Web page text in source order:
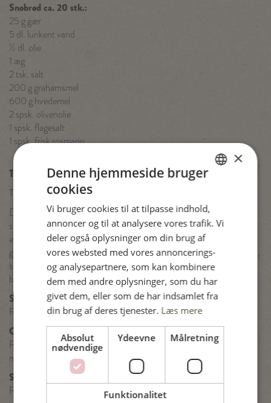
Snobrød ca. 20 stk.:
25 g gær
5 dl. lunkent vand
½ dl. olie
1 æg
2 tsk. salt
200 g grahamsmel
600 g hvedemel
2 spsk. olivenolie
1 spsk. flagesalt
1 spsk. frisk rosmarin
Tilberedning
Tilbered kyllingen efter anvisning på emballagen.
Del hjertesalat i mindre stykker og skær avocado i både. Snit
spidskålen meget fint. Skær squash i lange tynde strimler, f.eks. med
en ”spiralizer” eller en almindelig skrællekniv. Skær bolsjebeder og
gulerødder i meget tynde skiver. Anret hjertesalat, avocado, spidskål,
squash, bolsjebeder og gulerødder på et stort fad sammen med
babyspinat, spirer og timian.
Sennepsdip
Rør grov sennep med mayonnaise, syltet agurk og cremefraiche.
Citron-urtecreme
Rør creme fraiche sammen med citronskal. Hak timian og persille
meget fint og bland det i creme fraichen sammen med salt.
Snobrød
Rør gær ud i lunkent vand og tilsæt derefter olie, æg, salt og
ENGLISH
SPANISH
GERMAN
×
Denne hjemmeside bruger
cookies
Vi bruger cookies til at tilpasse indhold,
annoncer og til at analysere vores trafik. Vi
deler også oplysninger om din brug af
vores websted med vores annoncerings-
og analysepartnere, som kan kombinere
dem med andre oplysninger, som du har
givet dem, eller som de har indsamlet fra
din brug af deres tjenester. Læs mere
Absolut
nødvendige
Ydeevne Målretning
Funktionalitet